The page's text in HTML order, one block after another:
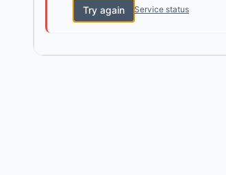
Try again Service status